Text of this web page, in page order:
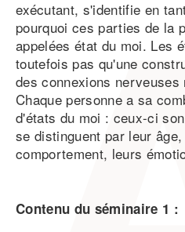
exécutant, s'identifie en
pourquoi ces parties de la
appelées état du moi. Les
toutefois pas qu'une
des connexions
Chaque personne a sa
d'états du moi : ceux-ci
se distinguent par leur
comportement, leurs
Contenu du séminaire 1 :